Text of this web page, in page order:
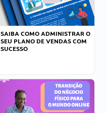
SAIBA COMO ADMINISTRAR O
SEU PLANO DE VENDAS COM
SUCESSO